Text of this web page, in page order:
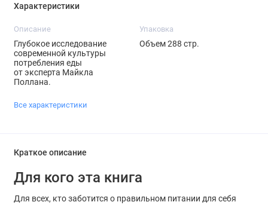
Характеристики
Описание
Глубокое исследование
современной культуры
потребления еды
от эксперта Майкла
Поллана.
Упаковка
Объем 288 стр.
Все характеристики
Краткое описание
Для кого эта книга
Для всех, кто заботится о правильном питании для себя